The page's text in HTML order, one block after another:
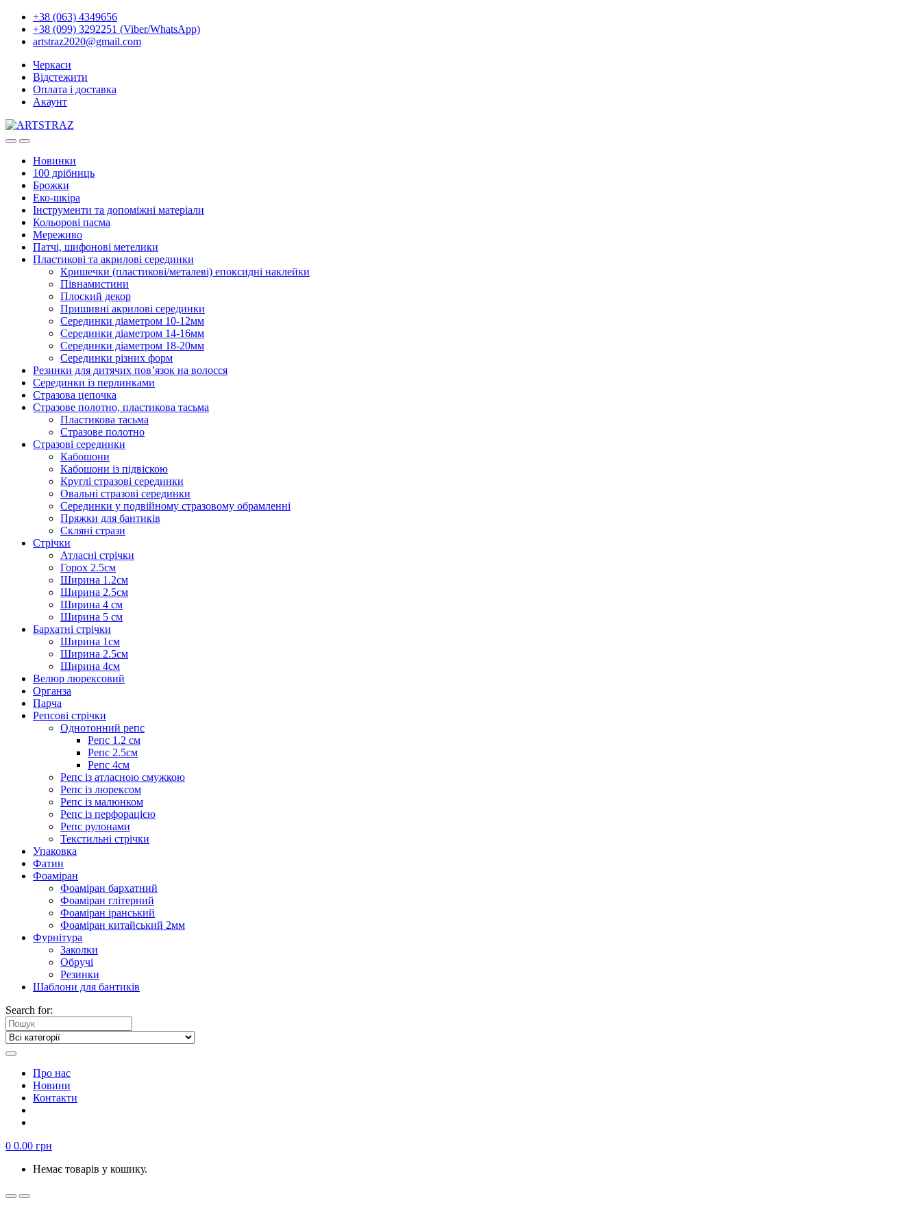
+38 (063) 4349656
+38 (099) 3292251 (Viber/WhatsApp)
artstraz2020@gmail.com
Черкаси
Відстежити
Оплата і доставка
Акаунт
Новинки
100 дрібниць
Брожки
Еко-шкіра
Інструменти та допоміжні матеріали
Кольорові пасма
Мереживо
Патчі, шифонові метелики
Пластикові та акрилові серединки
Кришечки (пластикові/металеві) епоксидні наклейки
Півнамистини
Плоский декор
Пришивні акрилові серединки
Серединки діаметром 10-12мм
Серединки діаметром 14-16мм
Серединки діаметром 18-20мм
Серединки різних форм
Резинки для дитячих пов’язок на волосся
Серединки із перлинками
Стразова цепочка
Стразове полотно, пластикова тасьма
Пластикова тасьма
Стразове полотно
Стразові серединки
Кабошони
Кабошони із підвіскою
Круглі стразові серединки
Овальні стразові серединки
Серединки у подвійному стразовому обрамленні
Пряжки для бантиків
Скляні стрази
Стрічки
Атласні стрічки
Горох 2.5см
Ширина 1.2см
Ширина 2.5см
Ширина 4 см
Ширина 5 см
Бархатні стрічки
Ширина 1см
Ширина 2.5см
Ширина 4см
Велюр люрексовий
Органза
Парча
Репсові стрічки
Однотонний репс
Репс 1.2 см
Репс 2.5см
Репс 4см
Репс із атласною смужкою
Репс із люрексом
Репс із малюнком
Репс із перфорацією
Репс рулонами
Текстильні стрічки
Упаковка
Фатин
Фоаміран
Фоаміран бархатний
Фоаміран глітерний
Фоаміран іранський
Фоаміран китайський 2мм
Фурнітура
Заколки
Обручі
Резинки
Шаблони для бантиків
Search for:
Про нас
Новини
Контакти
0 0.00 грн
Немає товарів у кошику.